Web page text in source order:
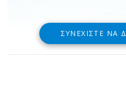
ΣΥΝΕΧΊΣΤΕ ΝΑ